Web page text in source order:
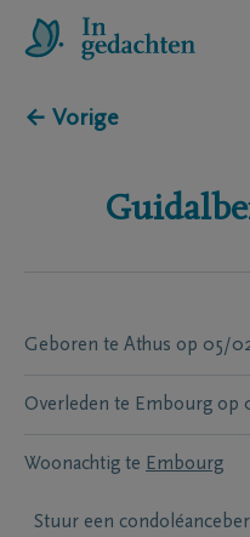
← Vorige
Geboren te Athus op 05/
Overleden te Embourg op
Woonachtig te Embourg
Stuur een